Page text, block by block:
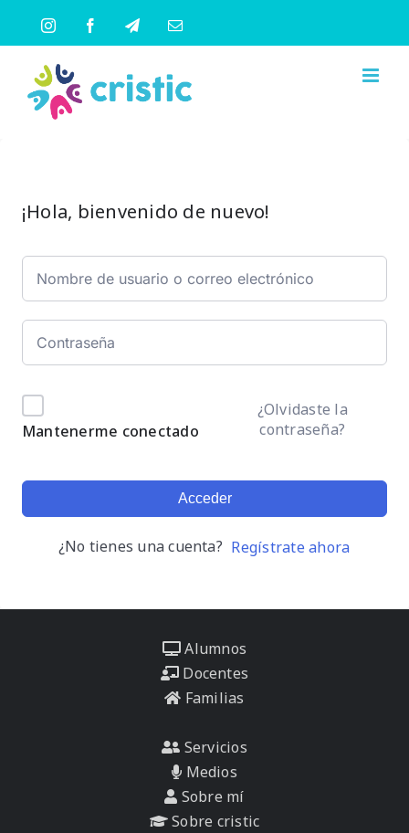
contenido
InstagramFacebookTelegramCorreo
¡Hola, bienvenido de nuevo!
Mantenerme conectado
¿Olvidaste la
contraseña?
Acceder
¿No tienes una cuenta? Regístrate ahora
Alumnos
Docentes
Familias
Servicios
Medios
Sobre mí
Sobre cristic